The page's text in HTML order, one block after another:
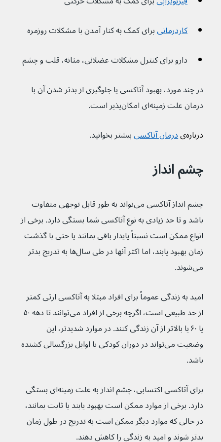
کاردرمانی برای کمک به کنار آمدن با مشکلات روزمره
دارو برای کنترل مشکلات عضلانی، مثانه، قلب و چشم
در چند مورد، بهبود آتاکسی یا جلوگیری از بدتر شدن آن با
درمان علت زمینه‌ای امکان‌پذیر است.
درباره‌ی درمان آتاکسی بیشتر بخوانید.
چشم انداز
چشم انداز آتاکسی می‌تواند به طور قابل توجهی متفاوت
باشد و تا حد زیادی به نوع آتاکسی شما بستگی دارد. برخی از
انواع ممکن است نسبتاً پایدار باقی بمانند یا حتی با گذشت
زمان بهبود یابند، اما اکثر آنها در طی سال‌ها به تدریج بدتر
می‌شوند.
امید به زندگی عموماً برای افراد مبتلا به آتاکسی ارثی کمتر
از حد طبیعی است، اگرچه برخی از افراد می‌توانند تا دهه ۵۰
یا ۶۰ یا بالاتر از آن زندگی کنند. در موارد شدیدتر، این
وضعیت می‌تواند در دوران کودکی یا اوایل بزرگسالی کشنده
باشد.
برای آتاکسی اکتسابی، چشم انداز به علت زمینه‌ای بستگی
دارد. برخی از موارد ممکن است بهبود یابند یا ثابت بمانند،
در حالی که موارد دیگر ممکن است به تدریج در طول زمان
بدتر شوند و امید به زندگی را کاهش دهند.